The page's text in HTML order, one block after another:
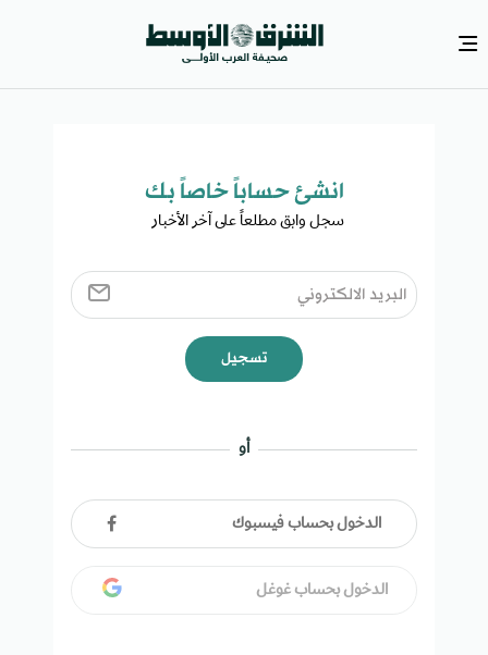
انشئ حساباً خاصاً بك​
سجل وابق مطلعاً على آخر الأخبار ​
تسجيل
أو
الدخول بحساب فيسبوك
الدخول بحساب غوغل